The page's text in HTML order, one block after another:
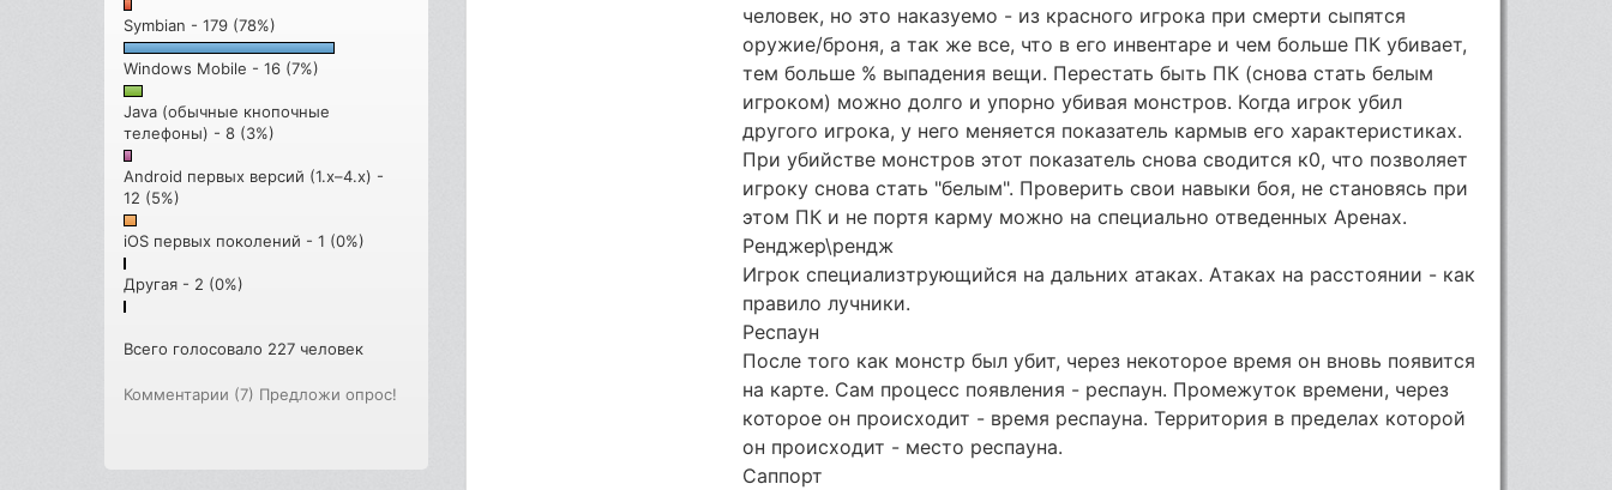
Symbian - 179 (78%)
Windows Mobile - 16 (7%)
Java (обычные кнопочные
телефоны) - 8 (3%)
Android первых версий (1.x–4.x) -
12 (5%)
iOS первых поколений - 1 (0%)
Другая - 2 (0%)
Всего голосовало 227 человек
Комментарии (7) Предложи опрос!
человек, но это наказуемо - из красного игрока при смерти сыпятся
оружие/броня, а так же все, что в его инвентаре и чем больше ПК убивает,
тем больше % выпадения вещи. Перестать быть ПК (снова стать белым
игроком) можно долго и упорно убивая монстров. Когда игрок убил
другого игрока, у него меняется показатель кармыв его характеристиках.
При убийстве монстров этот показатель снова сводится к0, что позволяет
игроку снова стать "белым". Проверить свои навыки боя, не становясь при
этом ПК и не портя карму можно на специально отведенных Аренах.
Ренджер\рендж
Игрок специализтрующийся на дальних атаках. Атаках на расстоянии - как
правило лучники.
Респаун
После того как монстр был убит, через некоторое время он вновь появится
на карте. Сам процесс появления - респаун. Промежуток времени, через
которое он происходит - время респауна. Территория в пределах которой
он происходит - место респауна.
Саппорт